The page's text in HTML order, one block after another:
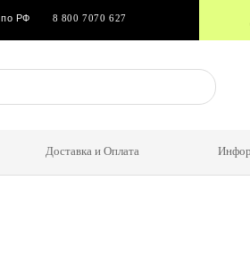
по РФ 8 800 7070 627
Доставка и Оплата